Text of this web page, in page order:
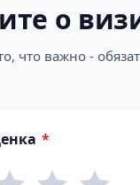
о
что важно -
*